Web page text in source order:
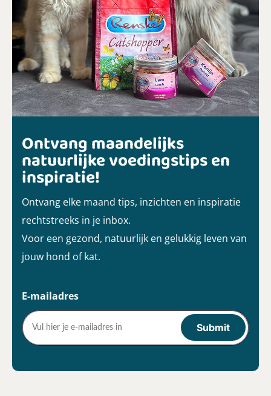
Ontvang maandelijks
natuurlijke voedingstips en
inspiratie!
Ontvang elke maand tips, inzichten en inspiratie
rechtstreeks in je inbox.
Voor een gezond, natuurlijk en gelukkig leven van
jouw hond of kat.
E-mailadres